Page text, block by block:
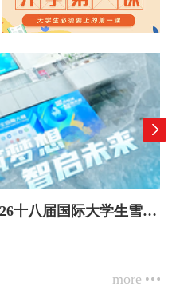
雪筑梦想，智启未来——2026十八届国际大学生雪雕大赛闭幕式
more